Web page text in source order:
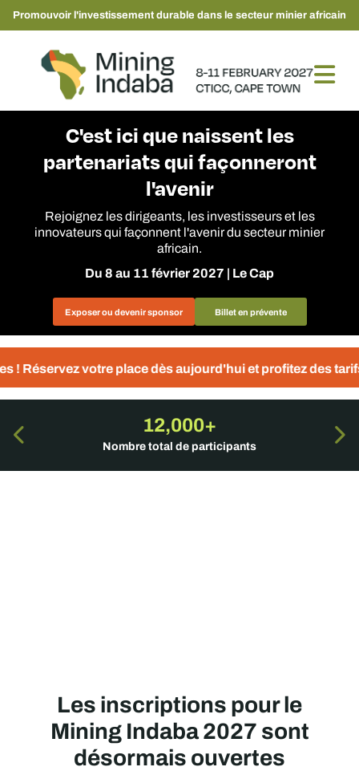
Promouvoir l'investissement durable dans le secteur minier africain
C'est ici que naissent les
partenariats qui façonneront
l'avenir
Rejoignez les dirigeants, les investisseurs et les
innovateurs qui façonnent l'avenir du secteur minier
africain.
Du 8 au 11 février 2027 | Le Cap
Exposer ou devenir sponsor Billet en prévente
place dès aujourd'hui et profitez des tarifs préférentiels
12,000+
Nombre total de participants
Les inscriptions pour le
Mining Indaba 2027 sont
désormais ouvertes